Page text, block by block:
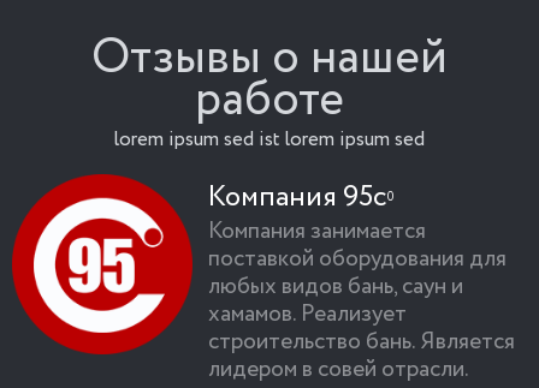
Отзывы о нашей
работе
lorem ipsum sed ist lorem ipsum sed
Компания 95с
Компания занимается
поставкой оборудования для
любых видов бань, саун и
хамамов. Реализует
строительство бань. Является
лидером в совей отрасли.